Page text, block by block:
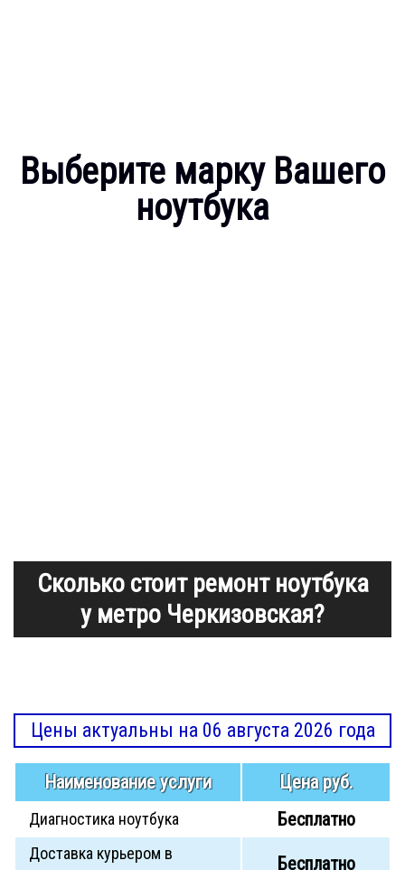
Выберите марку Вашего
ноутбука
Сколько стоит ремонт ноутбука
у метро Черкизовская?
Цены актуальны на 06 августа 2026 года
Наименование услуги Цена руб.
Диагностика ноутбука Бесплатно
Доставка курьером в
Бесплатно